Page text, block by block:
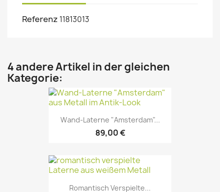
Referenz 11813013
4 andere Artikel in der gleichen
Kategorie:
Wand-Laterne "Amsterdam"...
89,00 €
Romantisch Verspielte...